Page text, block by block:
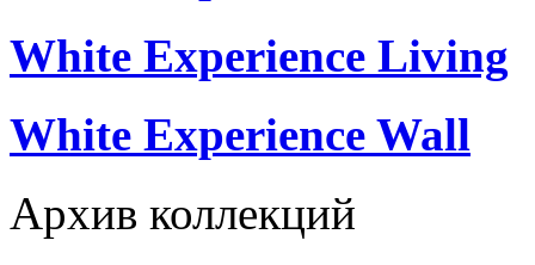
White Experience Living
White Experience Wall
Архив коллекций